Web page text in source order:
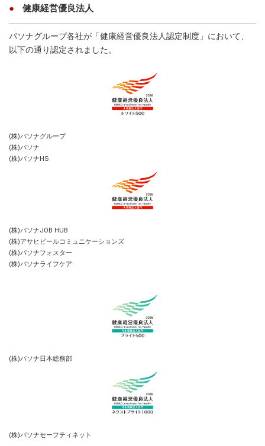
健康経営優良法人
パソナグループ各社が「健康経営優良法人認定制度」において、
以下の通り認定されました。
(株)パソナグループ
(株)パソナ
(株)パソナHS
(株)パソナJOB HUB
(株)アサヒビールコミュニケーションズ
(株)パソナフォスター
(株)パソナライフケア
(株)パソナ日本総務部
(株)パソナセーフティネット